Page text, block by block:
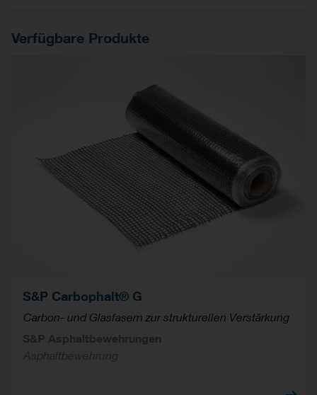
Verfügbare Produkte
S&P Carbophalt® G
Carbon- und Glasfasern zur strukturellen Verstärkung
S&P Asphaltbewehrungen
Asphaltbewehrung